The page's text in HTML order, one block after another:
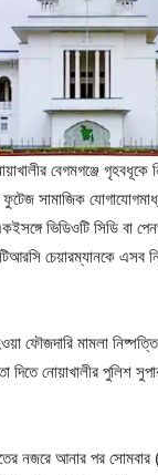
বেগমগঞ্জে গৃহবধূকে
ফুটেজ সামাজিক
ভিডিওটি সিডি বা
চেয়ারম্যানকে এসব
ফৌজদারি মামলা
দিতে নোয়াখালীর পুলিশ
নজরে আনার পর সোমবার